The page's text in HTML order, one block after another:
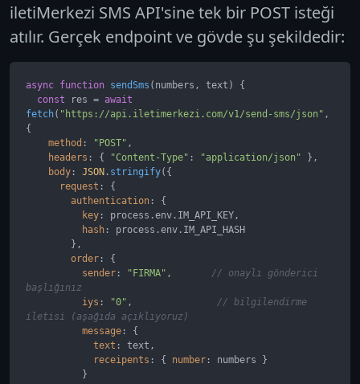
iletiMerkezi SMS API'sine tek bir POST isteği
atılır. Gerçek endpoint ve gövde şu şekildedir:
async function sendSms ( numbers, text ) {
const res = await
fetch( "https://api.iletimerkezi.com/v1/send-sms/json" ,
{
method : "POST" ,
headers : { "Content-Type" : "application/json" },
body : JSON . stringify({
request : {
authentication : {
key : process.env . IM_API_KEY ,
hash : process.env . IM_API_HASH
order : {
sender : "FIRMA" , // onaylı gönderici
başlığınız
iys : "0" , // bilgilendirme
iletisi (aşağıda açıklıyoruz)
message : {
text : text,
receipents : { number : numbers }